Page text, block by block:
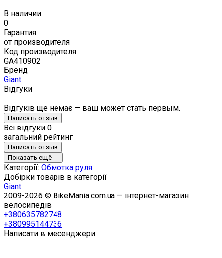
В наличии
0
Гарантия
от производителя
Код производителя
GA410902
Бренд
Giant
Відгуки
Відгуків ще немає — ваш может стать первым.
Написать отзыв
Всі відгуки 0
загальний рейтинг
Написать отзыв
Показать ещё
Категорії: Обмотка руля
Добірки товарів в категорії
Giant
2009-2026 © BikeMania.com.ua — інтернет-магазин
велосипедів
+380635782748
+380995144736
Написати в месенджери: